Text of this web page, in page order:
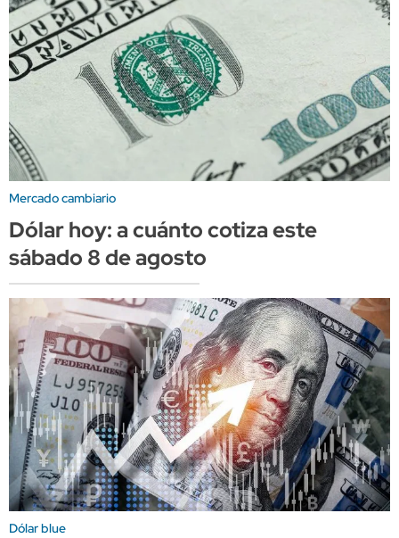
Mercado cambiario
Dólar hoy: a cuánto cotiza este
sábado 8 de agosto
Dólar blue